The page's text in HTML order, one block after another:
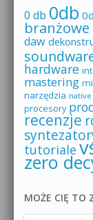
0 db 0db
daw
hardware
mastering
narzędzia
procesory
recenzje
tutoriale
zero
MOŻE CIĘ TO